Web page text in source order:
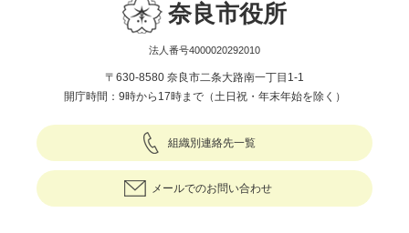
奈良市役所
法人番号4000020292010
〒630-8580 奈良市二条大路南一丁目1-1
開庁時間：9時から17時まで（土日祝・年末年始を除く）
組織別連絡先一覧
メールでのお問い合わせ